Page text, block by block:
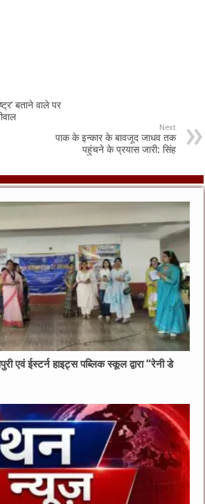
बताने वाले पर
Next
पाक के इन्कार के बावजूद जाधव तक
पहुंचने के प्रयास जारी: सिंह
एवं ईस्टर्न हाइट्स पब्लिक स्कूल द्वारा “रेनी डे